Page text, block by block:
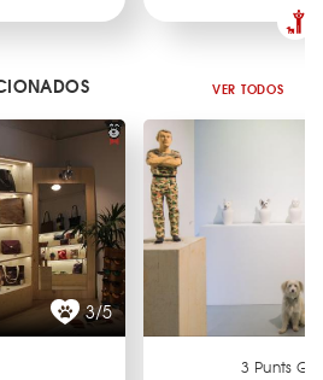
VER TODOS
3/5
3 Punts